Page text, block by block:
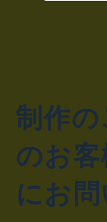
制作
のお
にお